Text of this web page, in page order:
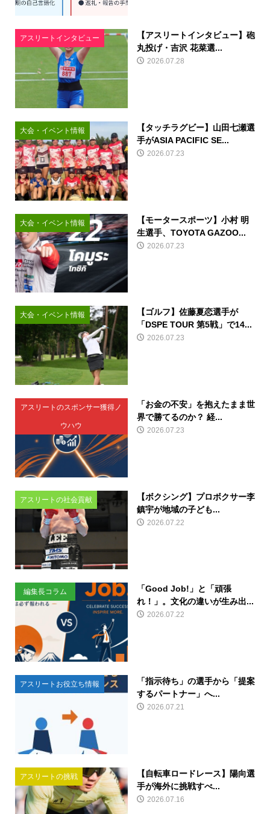
アスリートインタビュー
【アスリートインタビュー】砲
丸投げ・吉沢 花菜選...
2026.07.28
大会・イベント情報
【タッチラグビー】山田七瀬選
手がASIA PACIFIC SE...
2026.07.23
大会・イベント情報
【モータースポーツ】小村 明
生選手、TOYOTA GAZOO...
2026.07.23
大会・イベント情報
【ゴルフ】佐藤夏恋選手が
「DSPE TOUR 第5戦」で14...
2026.07.23
アスリートのスポンサー獲得ノ
ウハウ
「お金の不安」を抱えたまま世
界で勝てるのか？ 経...
2026.07.23
アスリートの社会貢献
【ボクシング】プロボクサー李
鎮宇が地域の子ども...
2026.07.22
編集長コラム
「Good Job!」と「頑張
れ！」。文化の違いが生み出...
2026.07.22
アスリートお役立ち情報
「指示待ち」の選手から「提案
するパートナー」へ...
2026.07.21
アスリートの挑戦
【自転車ロードレース】陽向選
手が海外に挑戦すべ...
2026.07.16